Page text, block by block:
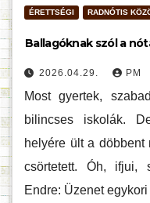
ÉRETTSÉGI RADNÓTIS
Ballagóknak szól a
2026.04.29. PM
Most gyertek,
bilincses iskolák.
helyére ült a döbbent
csörtetett. Óh, ifjui,
Endre: Üzenet